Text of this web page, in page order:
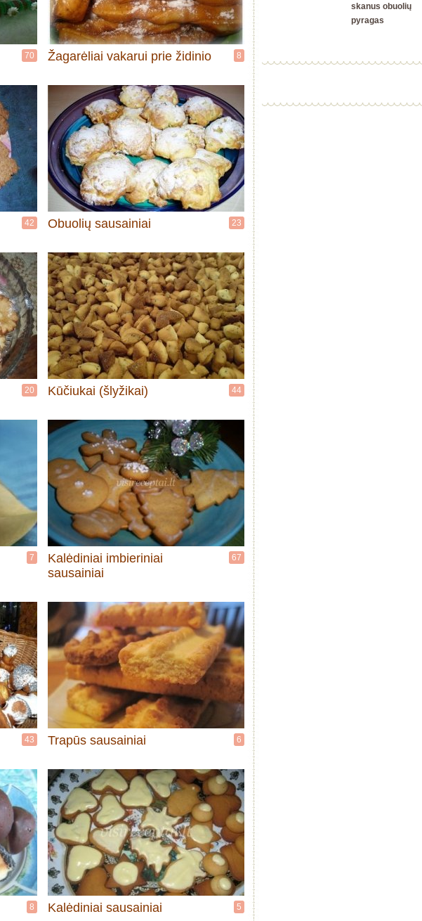
70 Žagarėliai vakarui prie židinio 8
42 Obuolių sausainiai 23
20 Kūčiukai (šlyžikai) 44
7
Kalėdiniai imbieriniai
sausainiai
67
43 Trapūs sausainiai 6
8 Kalėdiniai sausainiai 5
skanus obuolių
pyragas